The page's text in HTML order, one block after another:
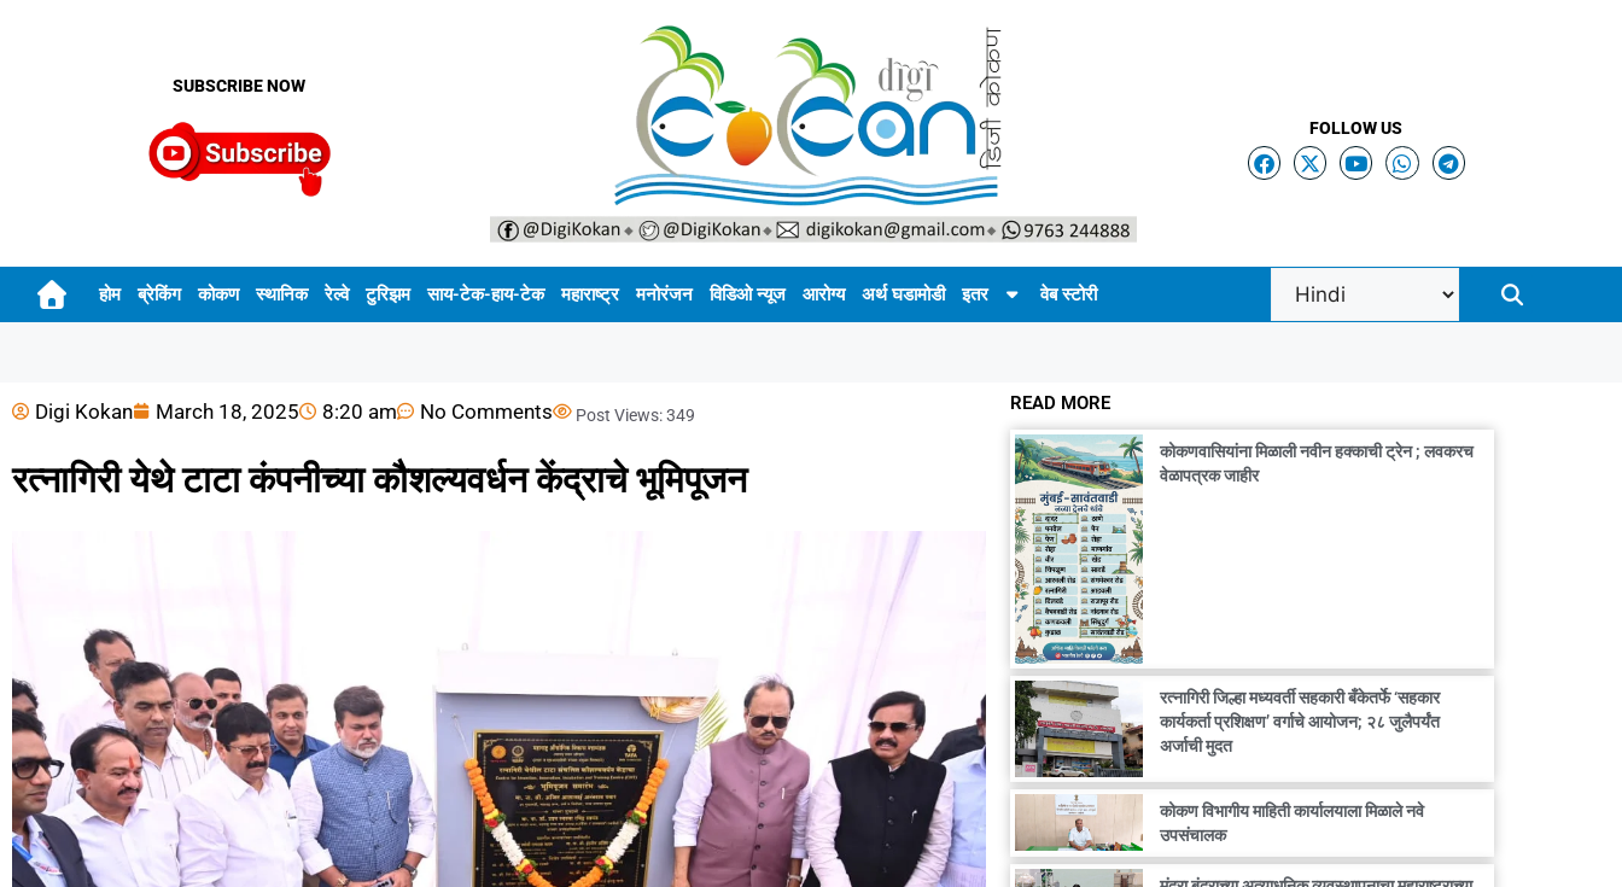
SUBSCRIBE NOW
FOLLOW US
होम ब्रेकिंग कोकण स्थानिक रेल्वे टुरिझम साय-टेक-हाय-टेक महाराष्ट्र मनोरंजन विडिओ न्यूज आरोग्य अर्थ घडामोडी इतर वेब स्टोरी
Digi Kokan March 18, 2025 8:20 am No Comments Post Views:349
रत्नागिरी येथे टाटा कंपनीच्या कौशल्यवर्धन केंद्राचे भूमिपूजन
READ MORE
कोकणवासियांना मिळाली नवीन हक्काची ट्रेन ; लवकरच
वेळापत्रक जाहीर
रत्नागिरी जिल्हा मध्यवर्ती सहकारी बँकेतर्फे ‘सहकार
कार्यकर्ता प्रशिक्षण’ वर्गाचे आयोजन; २८ जुलैपर्यंत
अर्जाची मुदत
कोकण विभागीय माहिती कार्यालयाला मिळाले नवे
उपसंचालक